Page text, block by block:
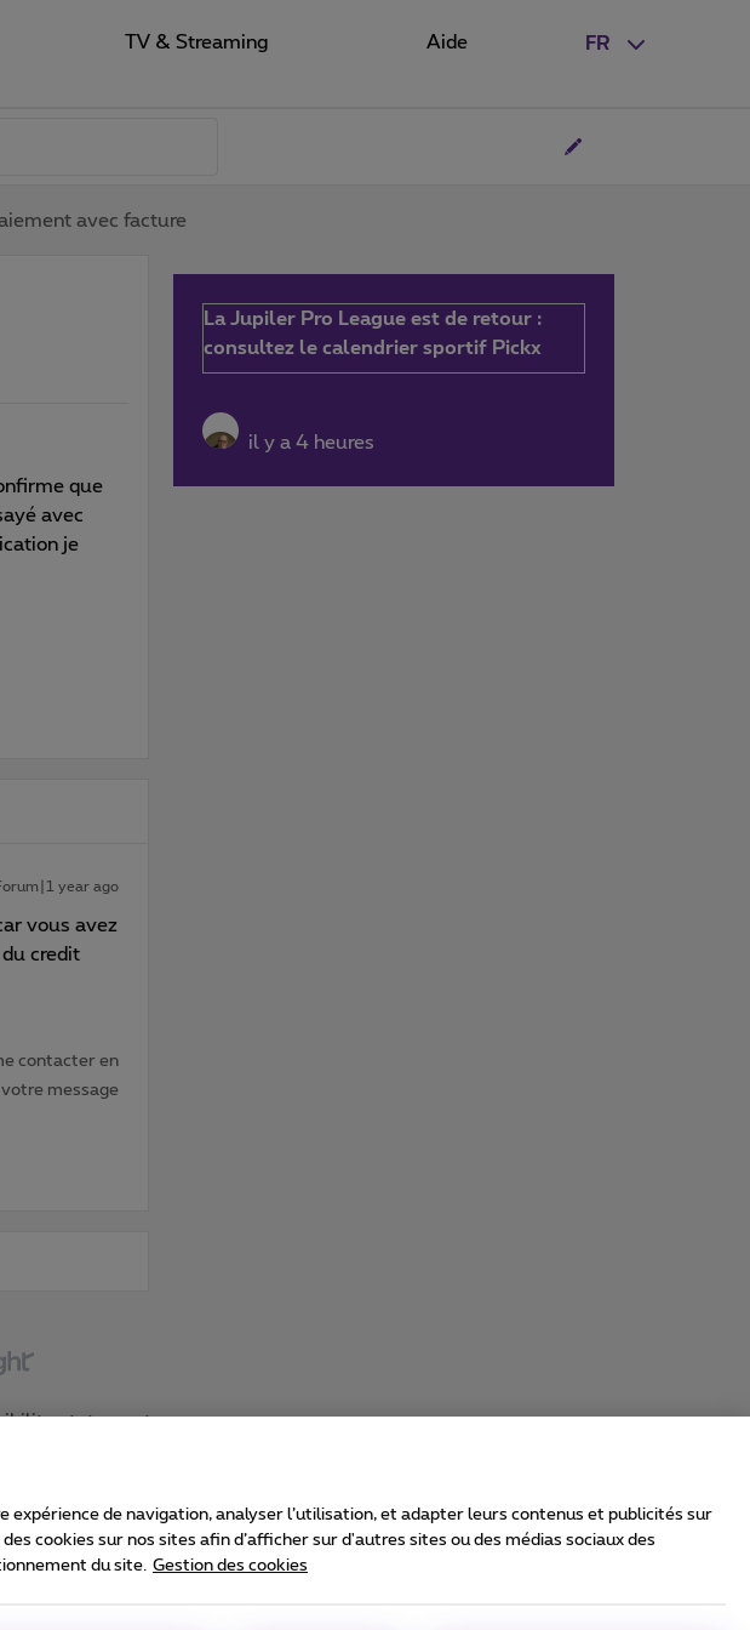
FR
TV & Streaming Aide
avec facture
que
avec
je
year ago
vous avez
credit
contacter en
message
La Jupiler Pro League est de retour :
consultez le calendrier sportif Pickx
il y a 4 heures
statement
de navigation, analyser l’utilisation, et adapter leurs contenus et publicités sur
cookies sur nos sites afin d’afficher sur d'autres sites ou des médias sociaux des
du site. Gestion des cookies